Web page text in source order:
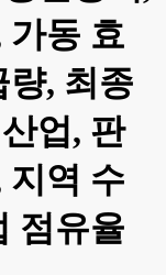
가동 효
량, 최종
업, 판
지역 수
점유율